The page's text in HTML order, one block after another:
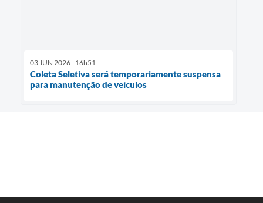
03 JUN 2026 - 16h51
Coleta Seletiva será temporariamente suspensa
para manutenção de veículos